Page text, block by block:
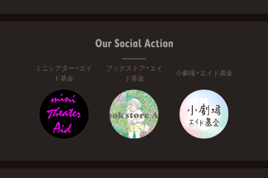
Our Social Action
ミニシアター・エイ
ド基金
ブックストア・エイ
ド基金
小劇場・エイド基金